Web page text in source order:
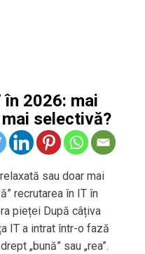
2026: mai
selectivă?
sau doar mai
recrutarea în IT în
pieței După câțiva
IT a intrat într-o fază
„bună” sau „rea”.